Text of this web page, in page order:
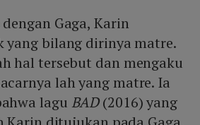
Gaga, Karin
yang bilang dirinya matre.
hal tersebut dan mengaku
lah yang matre. Ia
lagu BAD(2016) yang